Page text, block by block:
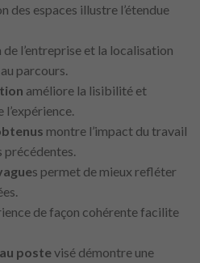
des espaces illustre l’étendue
de l’entreprise et la localisation
parcours.
améliore la lisibilité et
montre l’impact du travail
s permet de mieux refléter
de façon cohérente facilite
postevisé démontre une